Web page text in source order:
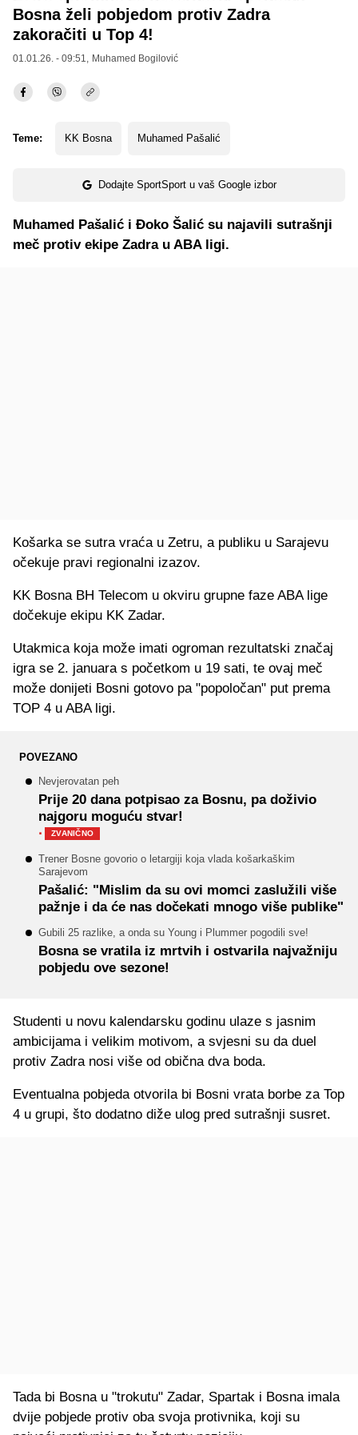
Bosna želi pobjedom protiv Zadra
zakoračiti u Top 4!
01.01.26. - 09:51, Muhamed Bogilović
Teme: KK Bosna Muhamed Pašalić
Dodajte SportSport u vaš Google izbor
Muhamed Pašalić i Đoko Šalić su najavili sutrašnji
meč protiv ekipe Zadra u ABA ligi.
Košarka se sutra vraća u Zetru, a publiku u Sarajevu
očekuje pravi regionalni izazov.
KK Bosna BH Telecom u okviru grupne faze ABA lige
dočekuje ekipu KK Zadar.
Utakmica koja može imati ogroman rezultatski značaj
igra se 2. januara s početkom u 19 sati, te ovaj meč
može donijeti Bosni gotovo pa "popoločan" put prema
TOP 4 u ABA ligi.
POVEZANO
Nevjerovatan peh
Prije 20 dana potpisao za Bosnu, pa doživio
najgoru moguću stvar!
· ZVANIČNO
Trener Bosne govorio o letargiji koja vlada košarkaškim
Sarajevom
Pašalić: "Mislim da su ovi momci zaslužili više
pažnje i da će nas dočekati mnogo više publike"
Gubili 25 razlike, a onda su Young i Plummer pogodili sve!
Bosna se vratila iz mrtvih i ostvarila najvažniju
pobjedu ove sezone!
Studenti u novu kalendarsku godinu ulaze s jasnim
ambicijama i velikim motivom, a svjesni su da duel
protiv Zadra nosi više od obična dva boda.
Eventualna pobjeda otvorila bi Bosni vrata borbe za Top
4 u grupi, što dodatno diže ulog pred sutrašnji susret.
Tada bi Bosna u "trokutu" Zadar, Spartak i Bosna imala
dvije pobjede protiv oba svoja protivnika, koji su